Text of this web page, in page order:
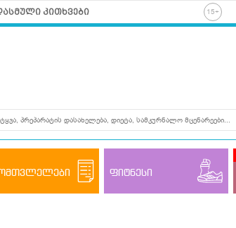
კითხვები
ფიტნესი